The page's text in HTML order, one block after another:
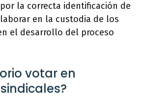
la correcta identificación de
en la custodia de los
el desarrollo del proceso
votar en